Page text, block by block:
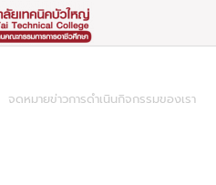
จดหมายข่าวการดำเนินกิจกรรมของเรา